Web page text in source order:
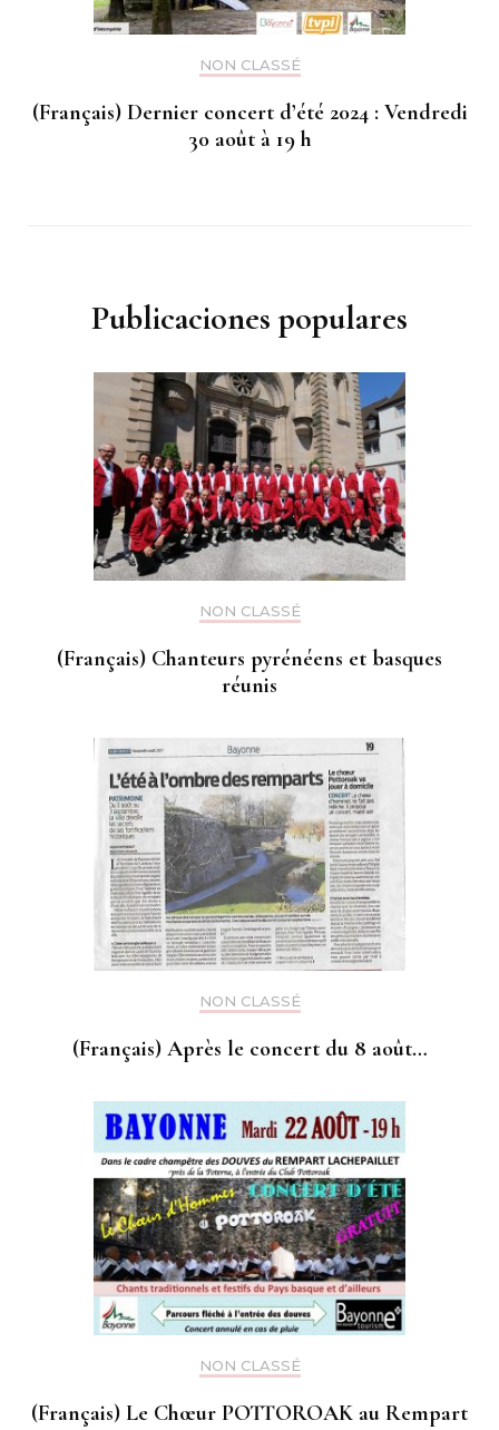
NON CLASSÉ
(Français) Dernier concert d’été 2024 : Vendredi
30 août à 19 h
Publicaciones populares
NON CLASSÉ
(Français) Chanteurs pyrénéens et basques
réunis
NON CLASSÉ
(Français) Après le concert du 8 août…
NON CLASSÉ
(Français) Le Chœur POTTOROAK au Rempart